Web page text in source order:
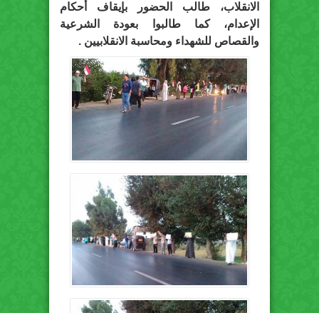
الانقلاب، طالب الحضور بإيقاف أحكام
الإعدام، كما طالبوا بعودة الشرعية
والقصاص للشهداء ومحاسبة الانقلابيين .